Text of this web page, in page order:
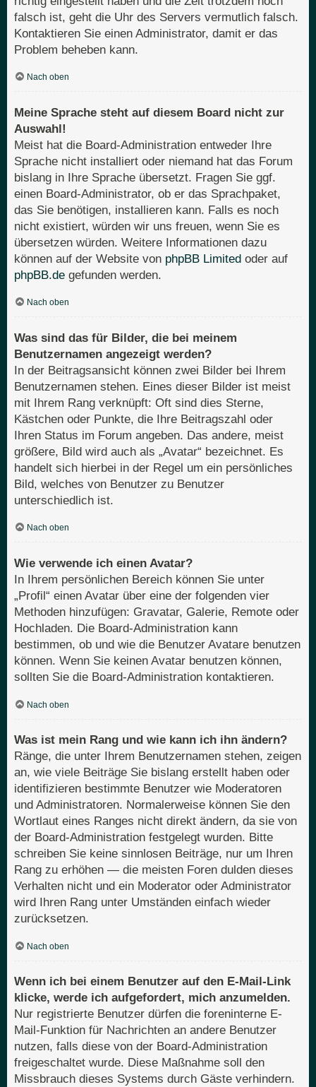
falsch ist, geht die Uhr des Servers vermutlich falsch.
Kontaktieren Sie einen Administrator, damit er das
Problem beheben kann.
Nach oben
Meine Sprache steht auf diesem Board nicht zur
Auswahl!
Meist hat die Board-Administration entweder Ihre
Sprache nicht installiert oder niemand hat das Forum
bislang in Ihre Sprache übersetzt. Fragen Sie ggf.
einen Board-Administrator, ob er das Sprachpaket,
das Sie benötigen, installieren kann. Falls es noch
nicht existiert, würden wir uns freuen, wenn Sie es
übersetzen würden. Weitere Informationen dazu
können auf der Website von phpBB Limited oder auf
phpBB.de gefunden werden.
Nach oben
Was sind das für Bilder, die bei meinem
Benutzernamen angezeigt werden?
In der Beitragsansicht können zwei Bilder bei Ihrem
Benutzernamen stehen. Eines dieser Bilder ist meist
mit Ihrem Rang verknüpft: Oft sind dies Sterne,
Kästchen oder Punkte, die Ihre Beitragszahl oder
Ihren Status im Forum angeben. Das andere, meist
größere, Bild wird auch als „Avatar“ bezeichnet. Es
handelt sich hierbei in der Regel um ein persönliches
Bild, welches von Benutzer zu Benutzer
unterschiedlich ist.
Nach oben
Wie verwende ich einen Avatar?
In Ihrem persönlichen Bereich können Sie unter
„Profil“ einen Avatar über eine der folgenden vier
Methoden hinzufügen: Gravatar, Galerie, Remote oder
Hochladen. Die Board-Administration kann
bestimmen, ob und wie die Benutzer Avatare benutzen
können. Wenn Sie keinen Avatar benutzen können,
sollten Sie die Board-Administration kontaktieren.
Nach oben
Was ist mein Rang und wie kann ich ihn ändern?
Ränge, die unter Ihrem Benutzernamen stehen, zeigen
an, wie viele Beiträge Sie bislang erstellt haben oder
identifizieren bestimmte Benutzer wie Moderatoren
und Administratoren. Normalerweise können Sie den
Wortlaut eines Ranges nicht direkt ändern, da sie von
der Board-Administration festgelegt wurden. Bitte
schreiben Sie keine sinnlosen Beiträge, nur um Ihren
Rang zu erhöhen — die meisten Foren dulden dieses
Verhalten nicht und ein Moderator oder Administrator
wird Ihren Rang unter Umständen einfach wieder
zurücksetzen.
Nach oben
Wenn ich bei einem Benutzer auf den E-Mail-Link
klicke, werde ich aufgefordert, mich anzumelden.
Nur registrierte Benutzer dürfen die foreninterne E-
Mail-Funktion für Nachrichten an andere Benutzer
nutzen, falls diese von der Board-Administration
freigeschaltet wurde. Diese Maßnahme soll den
Missbrauch dieses Systems durch Gäste verhindern.